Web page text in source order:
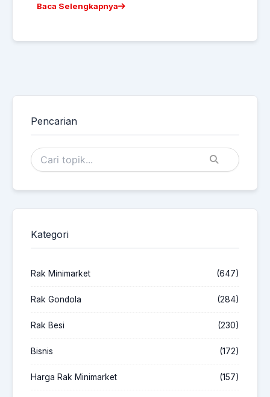
Baca Selengkapnya
Pencarian
Kategori
Rak Minimarket (647)
Rak Gondola (284)
Rak Besi (230)
Bisnis (172)
Harga Rak Minimarket (157)